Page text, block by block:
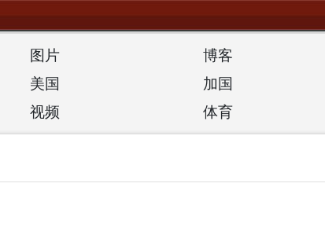
图片 博客
美国 加国
视频 体育